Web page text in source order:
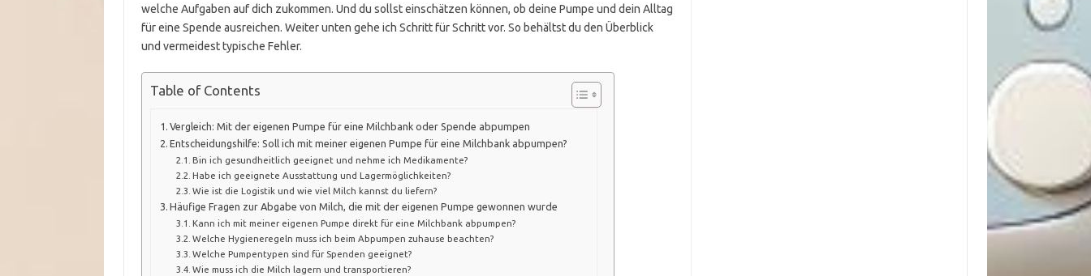
welche Aufgaben auf dich zukommen. Und du sollst einschätzen können, ob deine Pumpe und dein Alltag
für eine Spende ausreichen. Weiter unten gehe ich Schritt für Schritt vor. So behältst du den Überblick
und vermeidest typische Fehler.
Table of Contents
Vergleich: Mit der eigenen Pumpe für eine Milchbank oder Spende abpumpen
Entscheidungshilfe: Soll ich mit meiner eigenen Pumpe für eine Milchbank abpumpen?
Bin ich gesundheitlich geeignet und nehme ich Medikamente?
Habe ich geeignete Ausstattung und Lagermöglichkeiten?
Wie ist die Logistik und wie viel Milch kannst du liefern?
Häufige Fragen zur Abgabe von Milch, die mit der eigenen Pumpe gewonnen wurde
Kann ich mit meiner eigenen Pumpe direkt für eine Milchbank abpumpen?
Welche Hygieneregeln muss ich beim Abpumpen zuhause beachten?
Welche Pumpentypen sind für Spenden geeignet?
Wie muss ich die Milch lagern und transportieren?